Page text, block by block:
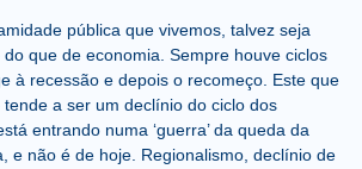
pública que vivemos, talvez seja
que de economia. Sempre houve ciclos
à recessão e depois o recomeço. Este que
a ser um declínio do ciclo dos
entrando numa ‘guerra’ da queda da
e não é de hoje. Regionalismo, declínio de